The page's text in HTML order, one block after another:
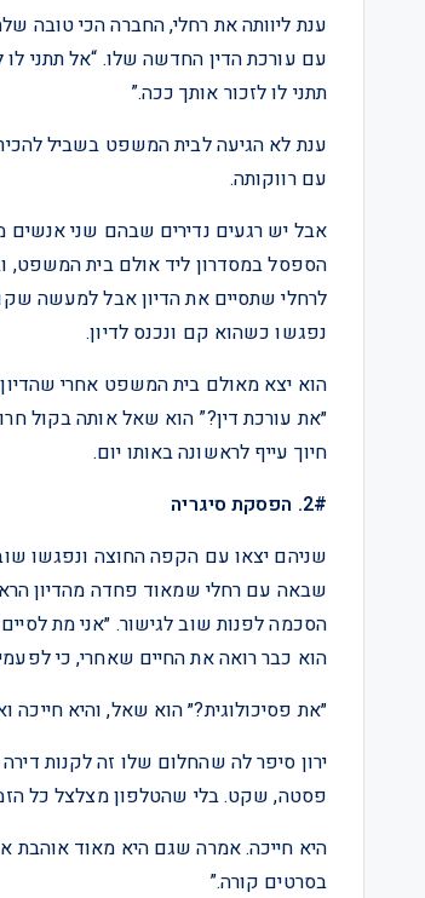
ענת ליוותה את רחלי, החברה הכי טובה
עם עורכת הדין החדשה שלו. “אל תתני
תתני לו לזכור אותך ככה.”
עם רווקותה.
אבל יש רגעים נדירים שבהם שני
הספסל במסדרון ליד אולם בית המשפט,
לרחלי שתסיים את הדיון אבל למעשה
נפגשו כשהוא קם ונכנס לדיון.
הוא יצא מאולם בית המשפט אחרי
״את עורכת דין?” הוא שאל אותה בקול
חיוך עייף לראשונה באותו יום.
2#. הפסקת סיגריה
שניהם יצאו עם הקפה החוצה ונפגשו
שבאה עם רחלי שמאוד פחדה מהדיון
הסכמה לפנות שוב לגישור. ״אני מת
הוא כבר רואה את החיים שאחרי, כי
״את פסיכולוגית?״ הוא שאל, והיא חייכה
ירון סיפר לה שהחלום שלו זה לקנות
פסטה, שקט. בלי שהטלפון מצלצל כל
היא חייכה. אמרה שגם היא מאוד
בסרטים קורה.”